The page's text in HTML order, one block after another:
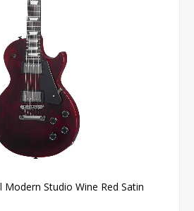
Modern Studio Wine Red Satin